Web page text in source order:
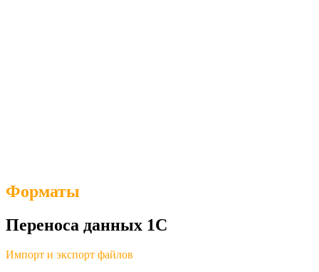
Форматы
Переноса данных 1С
Импорт и экспорт файлов